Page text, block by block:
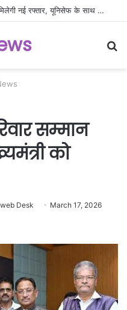
छत्तीसगढ़ में पोषण और बाल कल्याण को मिलेगी नई रफ्तार, यूनिसेफ के साथ बनी नवाचार आधारित रणनीति
सम्मान
को
Desk March 17, 2026